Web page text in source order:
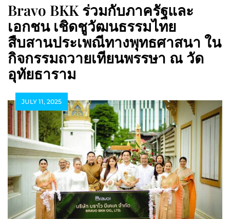
Bravo BKK ร่วมกับภาครัฐและ
เอกชน เชิดชูวัฒนธรรมไทย
สืบสานประเพณีทางพุทธศาสนา ใน
กิจกรรมถวายเทียนพรรษา ณ วัด
อุทัยธาราม
JULY 11, 2025